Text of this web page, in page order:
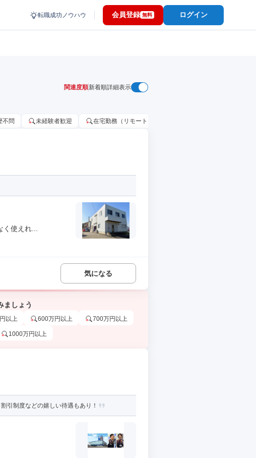
転職成功ノウハウ 会員登録 無料 ログイン
関連度順新着順詳細表示
不問 未経験者歓迎 在宅勤務（リモートワーク）OK
使えれ...
気になる
ましょう
以上 600万円以上 700万円以上
1000万円以上
引制度などの嬉しい待遇もあり！